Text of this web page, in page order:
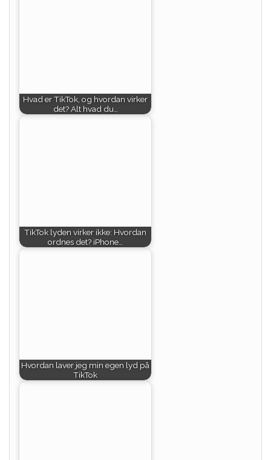
Hvad er TikTok, og hvordan virker
det? Alt hvad du…
TikTok lyden virker ikke: Hvordan
ordnes det? iPhone…
Hvordan laver jeg min egen lyd på
TikTok